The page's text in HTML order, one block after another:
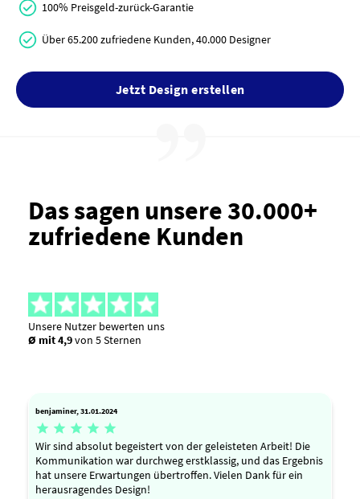
100% Preisgeld-zurück-Garantie
Über 65.200 zufriedene Kunden, 40.000 Designer
Jetzt Design erstellen
Das sagen unsere 30.000+
zufriedene Kunden
Unsere Nutzer bewerten uns
Ø mit 4,9von 5 Sternen
benjaminer, 31.01.2024
    
Wir sind absolut begeistert von der geleisteten Arbeit! Die
Kommunikation war durchweg erstklassig, und das Ergebnis
hat unsere Erwartungen übertroffen. Vielen Dank für ein
herausragendes Design!